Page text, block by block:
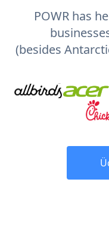
POWR has
(besides